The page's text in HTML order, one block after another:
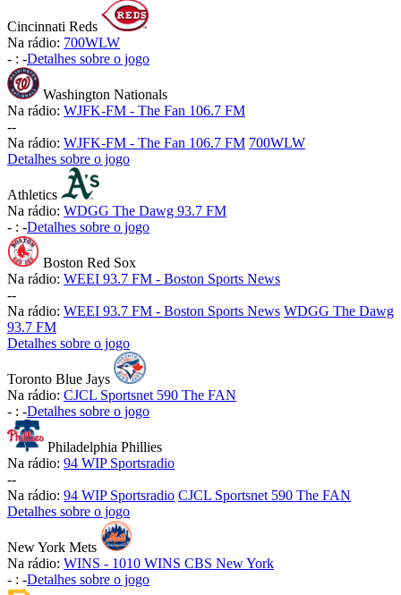
Cincinnati Reds
Na rádio: 700WLW
- : -Detalhes sobre o jogo
Washington Nationals
Na rádio: WJFK-FM - The Fan 106.7 FM
--
Na rádio: WJFK-FM - The Fan 106.7 FM 700WLW
Detalhes sobre o jogo
Athletics
Na rádio: WDGG The Dawg 93.7 FM
- : -Detalhes sobre o jogo
Boston Red Sox
Na rádio: WEEI 93.7 FM - Boston Sports News
--
Na rádio: WEEI 93.7 FM - Boston Sports News WDGG The Dawg
93.7 FM
Detalhes sobre o jogo
Toronto Blue Jays
Na rádio: CJCL Sportsnet 590 The FAN
- : -Detalhes sobre o jogo
Philadelphia Phillies
Na rádio: 94 WIP Sportsradio
--
Na rádio: 94 WIP Sportsradio CJCL Sportsnet 590 The FAN
Detalhes sobre o jogo
New York Mets
Na rádio: WINS - 1010 WINS CBS New York
- : -Detalhes sobre o jogo